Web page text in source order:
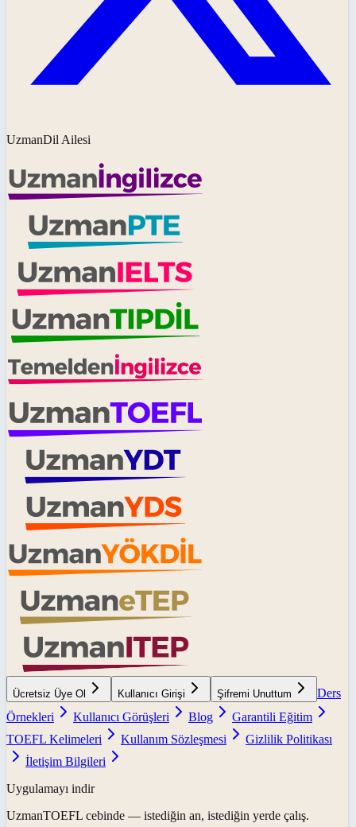
UzmanDil Ailesi
Ücretsiz Üye Ol Kullanıcı Girişi Şifremi Unuttum
Ders
Örnekleri
Kullanıcı Görüşleri Blog
Garantili Eğitim
TOEFL Kelimeleri
Kullanım Sözleşmesi
Gizlilik Politikası
İletişim Bilgileri
Uygulamayı indir
UzmanTOEFL cebinde — istediğin an, istediğin yerde çalış.